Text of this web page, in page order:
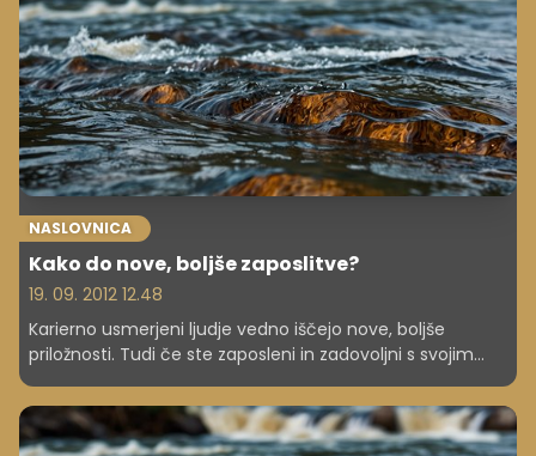
NASLOVNICA
Kako do nove, boljše zaposlitve?
19. 09. 2012 12.48
Karierno usmerjeni ljudje vedno iščejo nove, boljše
priložnosti. Tudi če ste zaposleni in zadovoljni s svojim
delom, še ne pomeni, da bi se morali zadovoljiti z manj,
če lahko dosežete več.